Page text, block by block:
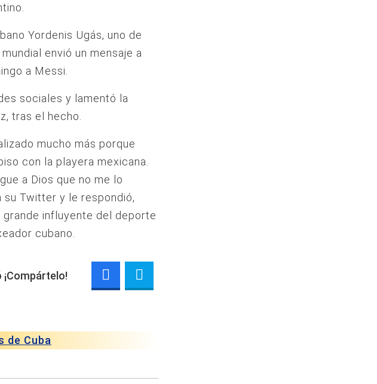
Yordenis Ugás, uno de
envió un mensaje a
a Messi.
sociales y lamentó la
tras el hecho.
mucho más porque
con la playera mexicana.
a Dios que no me lo
su Twitter y le respondió,
influyente del deporte
cubano.
¡Compártelo!
de Cuba